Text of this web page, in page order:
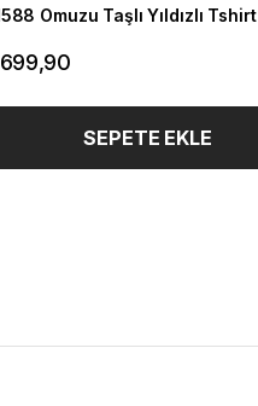
Omuzu Taşlı Yıldızlı Tshirt
SEPETE EKLE